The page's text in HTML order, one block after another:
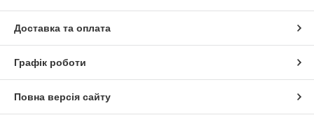
Доставка та оплата
Графік роботи
Повна версія сайту